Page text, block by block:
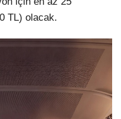
TL) olacak.